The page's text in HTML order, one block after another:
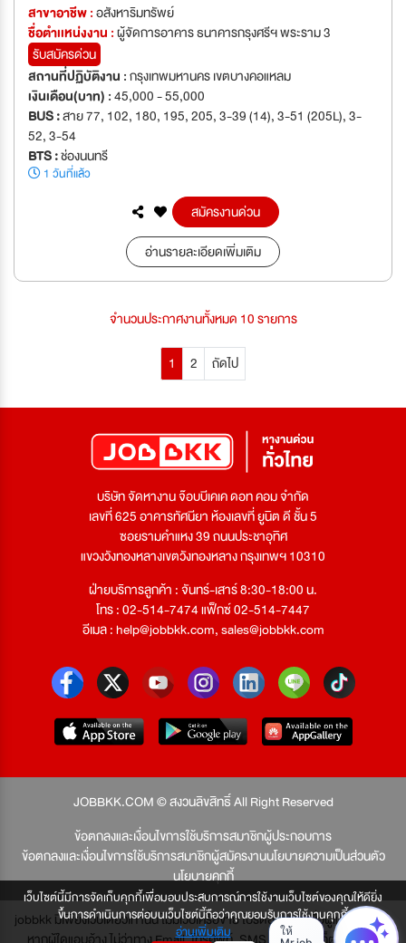
เว็บไซต์นี้มีการจัดเก็บคุกกี้เพื่อมอบประสบการณ์การใช้งานเว็บไซต์ของคุณให้ดียิ่ง
ขึ้นการดำเนินการต่อบนเว็บไซต์นี้ถือว่าคุณยอมรับการใช้งานคุกกี้
อ่านเพิ่มเติม
สาขาอาชีพ :อสังหาริมทรัพย์
ชื่อตำเเหน่งงาน :ผู้จัดการอาคาร ธนาคารกรุงศรีฯ พระราม 3
รับสมัครด่วน
สถานที่ปฏิบัติงาน :กรุงเทพมหานคร เขตบางคอแหลม
เงินเดือน(บาท) :45,000 - 55,000
BUS :สาย 77, 102, 180, 195, 205, 3-39 (14), 3-51 (205L), 3-
52, 3-54
BTS :ช่องนนทรี
1 วันที่แล้ว
สมัครงานด่วน
อ่านรายละเอียดเพิ่มเติม
จำนวนประกาศงานทั้งหมด 10 รายการ
1 2 ถัดไป
บริษัท จัดหางาน จ๊อบบีเคเค ดอท คอม จำกัด
เลขที่ 625 อาคารทัศนียา ห้องเลขที่ ยูนิต ดี ชั้น 5
ซอยรามคำแหง 39 ถนนประชาอุทิศ
แขวงวังทองหลางเขตวังทองหลาง กรุงเทพฯ 10310
ฝ่ายบริการลูกค้า : จันทร์-เสาร์ 8:30-18:00 น.
โทร : 02-514-7474 แฟ็กซ์ 02-514-7447
อีเมล :help@jobbkk.com,sales@jobbkk.com
JOBBKK.COM © สงวนลิขสิทธิ์ All Right Reserved
ข้อตกลงและเงื่อนไขการใช้บริการสมาชิกผู้ประกอบการ
ข้อตกลงและเงื่อนไขการใช้บริการสมาชิกผู้สมัครงานนโยบายความเป็นส่วนตัว
นโยบายคุกกี้
jobbkk มีเพียงเว็บเดียวเท่านั้น ไม่มีเว็บเครือข่าย โปรดอย่าหลงเชื่อผู้แอบอ้าง และ